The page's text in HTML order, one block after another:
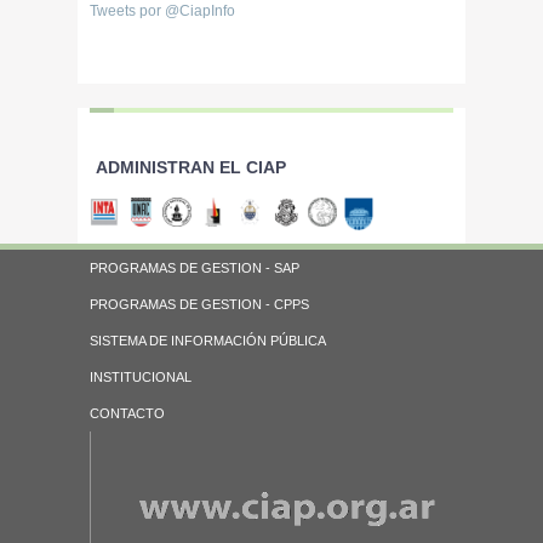
Tweets por @CiapInfo
ADMINISTRAN EL CIAP
PROGRAMAS DE GESTION - SAP
PROGRAMAS DE GESTION - CPPS
SISTEMA DE INFORMACIÓN PÚBLICA
INSTITUCIONAL
CONTACTO